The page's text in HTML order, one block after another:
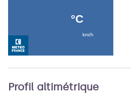
Profil altimétrique